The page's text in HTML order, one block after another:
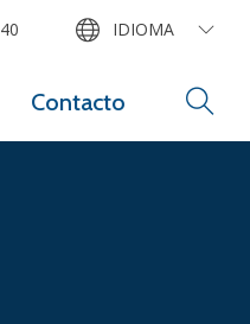
Contacto
IDIOMA